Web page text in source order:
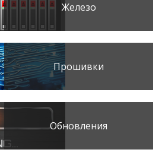
Железо
Прошивки
Обновления